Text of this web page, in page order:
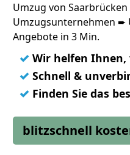
Umzug von
Umzugsunternehmen ➨
Angebote in 3 Min.
✓ Wir helfen Ihnen,
✓ Schnell &
✓ Finden Sie das
blitzschnell